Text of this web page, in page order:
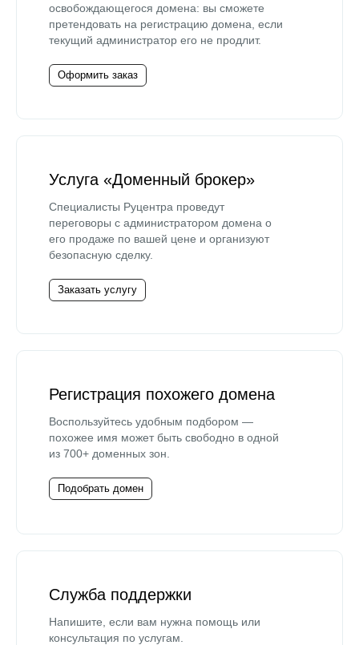
освобождающегося домена: вы сможете
претендовать на регистрацию домена, если
текущий администратор его не продлит.
Оформить заказ
Услуга «Доменный брокер»
Специалисты Руцентра проведут
переговоры с администратором домена о
его продаже по вашей цене и организуют
безопасную сделку.
Заказать услугу
Регистрация похожего домена
Воспользуйтесь удобным подбором —
похожее имя может быть свободно в одной
из 700+ доменных зон.
Подобрать домен
Служба поддержки
Напишите, если вам нужна помощь или
консультация по услугам.